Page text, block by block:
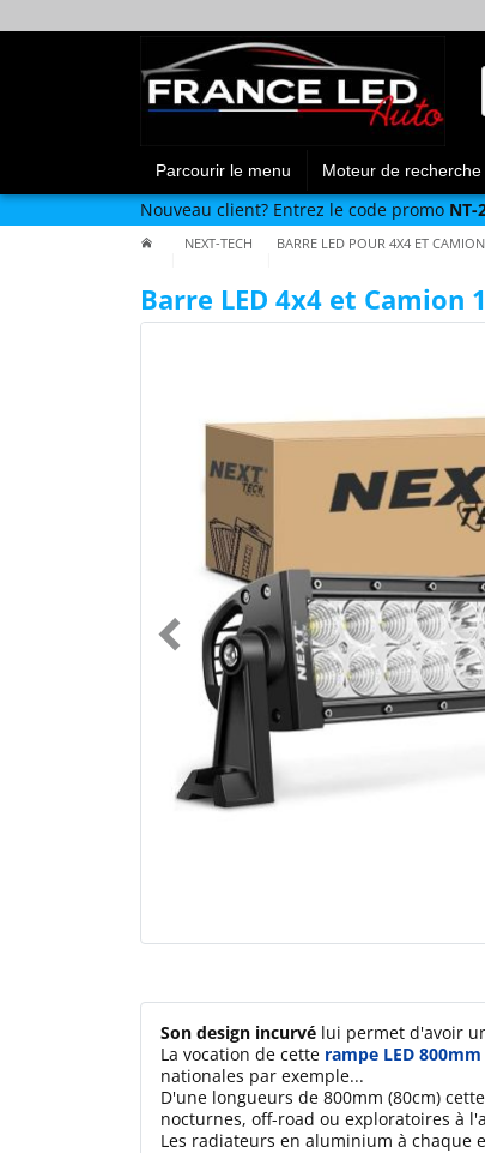
Parcourir le menu Moteur de
Nouveau client? Entrez le code promo NT-
NEXT-TECH BARRE LED POUR 4X4 ET
Barre LED 4x4 et Camion
Son design incurvé lui permet d'avoir
La vocation de cette rampe LED 800mm
nationales par exemple...
D'une longueurs de 800mm (80cm) cette
nocturnes, off-road ou exploratoires à
Les radiateurs en aluminium à chaque